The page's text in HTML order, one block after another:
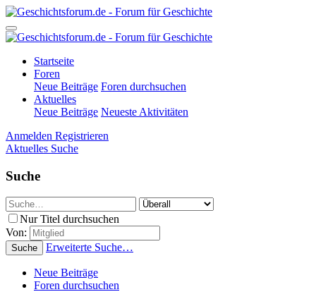
Startseite
Foren
Neue Beiträge Foren durchsuchen
Aktuelles
Neue Beiträge Neueste Aktivitäten
Anmelden Registrieren
Aktuelles Suche
Suche
Nur Titel durchsuchen
Von:
Suche Erweiterte Suche…
Neue Beiträge
Foren durchsuchen